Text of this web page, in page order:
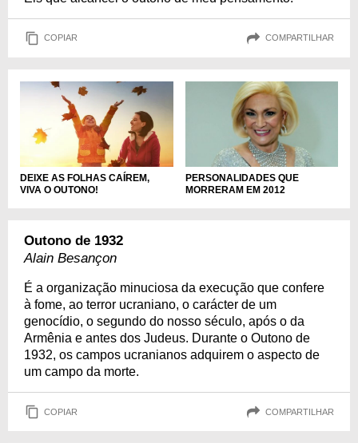
COPIAR COMPARTILHAR
DEIXE AS FOLHAS CAÍREM,
VIVA O OUTONO!
PERSONALIDADES QUE
MORRERAM EM 2012
Outono de 1932
Alain Besançon
É a organização minuciosa da execução que confere
à fome, ao terror ucraniano, o carácter de um
genocídio, o segundo do nosso século, após o da
Armênia e antes dos Judeus. Durante o Outono de
1932, os campos ucranianos adquirem o aspecto de
um campo da morte.
COPIAR COMPARTILHAR